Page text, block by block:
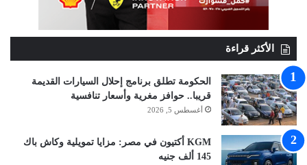
الأكثر قراءة
الحكومة تطلق برنامج إحلال السيارات القديمة
قريبا.. حوافز مغرية وأسعار تنافسية
أغسطس 5, 2026
KGM أكتيون في مصر: مزايا تمويلية وكاش باك
145 ألف جنيه